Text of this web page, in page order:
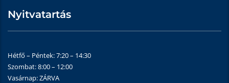
Nyitvatartás
Hétfő – Péntek: 7:20 – 14:30
Szombat: 8:00 – 12:00
Vasárnap: ZÁRVA